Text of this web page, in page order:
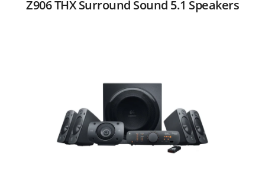
Z906 THX Surround Sound 5.1 Speakers